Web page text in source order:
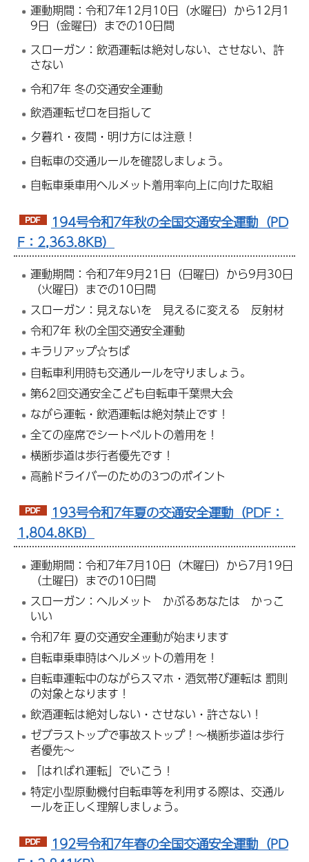
運動期間：令和7年12月10日（水曜日）から12月1
9日（金曜日）までの10日間
スローガン：飲酒運転は絶対しない、させない、許
さない
令和7年 冬の交通安全運動
飲酒運転ゼロを目指して
夕暮れ・夜間・明け方には注意！
自転車の交通ルールを確認しましょう。
自転車乗車用ヘルメット着用率向上に向けた取組
194号令和7年秋の全国交通安全運動（PD
F：2,363.8KB）
運動期間：令和7年9月21日（日曜日）から9月30日
（火曜日）までの10日間
スローガン：見えないを 見えるに変える 反射材
令和7年 秋の全国交通安全運動
キラリアップ☆ちば
自転車利用時も交通ルールを守りましょう。
第62回交通安全こども自転車千葉県大会
ながら運転・飲酒運転は絶対禁止です！
全ての座席でシートベルトの着用を！
横断歩道は歩行者優先です！
高齢ドライバーのための3つのポイント
193号令和7年夏の交通安全運動（PDF：
1,804.8KB）
運動期間：令和7年7月10日（木曜日）から7月19日
（土曜日）までの10日間
スローガン：ヘルメット かぶるあなたは かっこ
いい
令和7年 夏の交通安全運動が始まります
自転車乗車時はヘルメットの着用を！
自転車運転中のながらスマホ・酒気帯び運転は 罰則
の対象となります！
飲酒運転は絶対しない・させない・許さない！
ゼブラストップで事故ストップ！～横断歩道は歩行
者優先～
「はればれ運転」でいこう！
特定小型原動機付自転車等を利用する際は、交通ル
ールを正しく理解しましょう。
192号令和7年春の全国交通安全運動（PD